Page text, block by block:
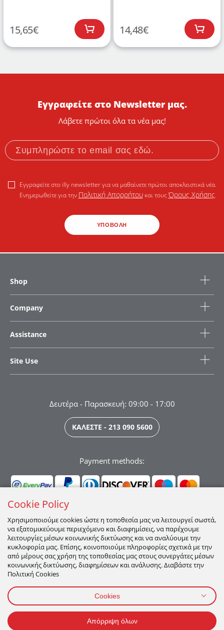
15,65€ 14,48€
Εγγραφείτε στο Newsletter μας.
Λάβετε πρώτοι όλα τα νέα μας!
ΥΠΟΒΟΛΗ
Εγγραφείτε στο illy newsletter για να μαθαίνετε πρώτοι αποκλειστικά νέα.
Ενημερωθείτε για την Πολιτική Απορρήτουκαι τουςΌρους Χρήσης.
Shop
Company
Assistance
Site Use
Δευτέρα - Παρασκευή: 09:00 - 17:00
ΚΑΛΕΣΤΕ - 213 090 5600
Payment methods:
Ακολουθήστε μας:
ΟΡΟΙ ΧΡΗΣΗΣ
Cookie Policy
Χρησιμοποιούμε cookies ώστε η τοποθεσία μας να λειτουργεί σωστά,
να εξατομικεύουμε περιεχόμενο και διαφημίσεις, να παρέχουμε
λειτουργίες μέσων κοινωνικής δικτύωσης και να αναλύουμε την
κυκλοφορία μας. Επίσης, κοινοποιούμε πληροφορίες σχετικά με την
από μέρους σας χρήση της τοποθεσίας μας στους συνεργάτες μέσων
κοινωνικής δικτύωσης, διαφημίσεων και ανάλυσης. Διαβάστε την
Πολιτική Cookies
Cookies
Απόρριψη όλων